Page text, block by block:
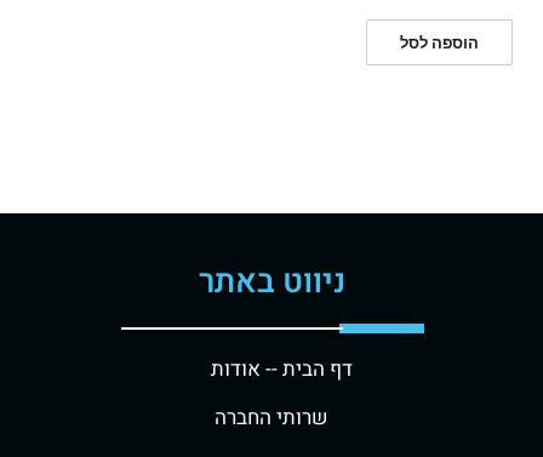
הוספה לסל
ניווט באתר
דף הבית -- אודות
שרותי החברה